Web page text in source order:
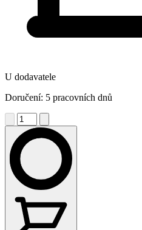
U dodavatele
Doručení: 5 pracovních dnů